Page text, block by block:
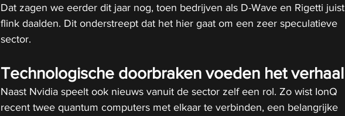
Dat zagen we eerder dit jaar nog, toen bedrijven als D-Wave en Rigetti juist
flink daalden. Dit onderstreept dat het hier gaat om een zeer speculatieve
sector.
Technologische doorbraken voeden het verhaal
Naast Nvidia speelt ook nieuws vanuit de sector zelf een rol. Zo wist IonQ
recent twee quantum computers met elkaar te verbinden, een belangrijke